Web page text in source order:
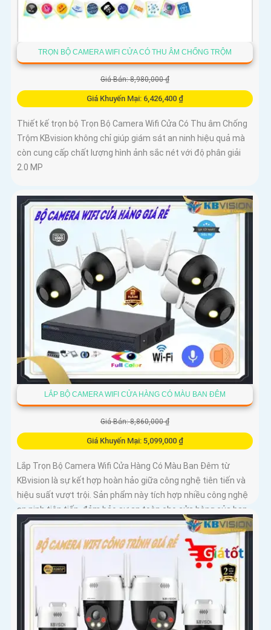
TRỌN BỘ CAMERA WIFI CỬA CÓ THU ÂM CHỐNG TRỘM
Giá Bán: 8,980,000 ₫
Giá Khuyến Mại: 6,426,400 ₫
Thiết kế trọn bộ Trọn Bộ Camera Wifi Cửa Có Thu âm Chống
Trộm KBvision không chỉ giúp giám sát an ninh hiệu quả mà
còn cung cấp chất lượng hình ảnh sắc nét với độ phân giải
2.0 MP
LẮP BỘ CAMERA WIFI CỬA HÀNG CÓ MÀU BAN ĐÊM
Giá Bán: 8,860,000 ₫
Giá Khuyến Mại: 5,099,000 ₫
Lắp Trọn Bộ Camera Wifi Cửa Hàng Có Màu Ban Đêm từ
KBvision là sự kết hợp hoàn hảo giữa công nghệ tiên tiến và
hiệu suất vượt trội. Sản phẩm này tích hợp nhiều công nghệ
an ninh tiên tiến, đảm bảo sự an toàn cho cửa hàng của bạn